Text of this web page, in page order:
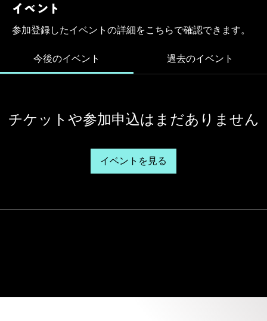
イベント
参加登録したイベントの詳細をこちらで確認できます。
今後のイベント 過去のイベント
チケットや参加申込はまだありません
イベントを見る